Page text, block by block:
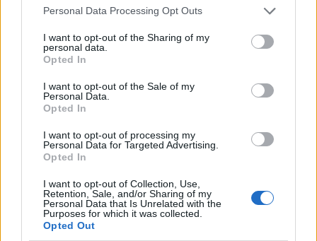
Please note that this website/app uses one or more Google
not limited to your visit or usage behaviour. You may click to
grant or deny consent to Google and its third-party tags to
use your data for below specified purposes in below Google
consent section.
Personal Data Processing Opt Outs
I want to opt-out of the Sharing of my
personal data.
Opted In
I want to opt-out of the Sale of my
Personal Data.
Opted In
I want to opt-out of processing my
Personal Data for Targeted Advertising.
Opted In
I want to opt-out of Collection, Use,
Retention, Sale, and/or Sharing of my
Personal Data that Is Unrelated with the
Purposes for which it was collected.
Opted Out
Porto Vecchio.